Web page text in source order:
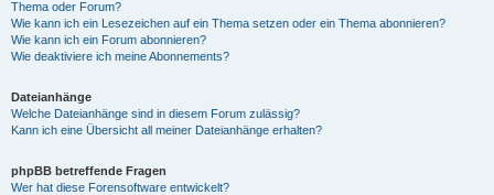
Thema oder Forum?
Wie kann ich ein Lesezeichen auf ein Thema setzen oder ein Thema abonnieren?
Wie kann ich ein Forum abonnieren?
Wie deaktiviere ich meine Abonnements?
Dateianhänge
Welche Dateianhänge sind in diesem Forum zulässig?
Kann ich eine Übersicht all meiner Dateianhänge erhalten?
phpBB betreffende Fragen
Wer hat diese Forensoftware entwickelt?